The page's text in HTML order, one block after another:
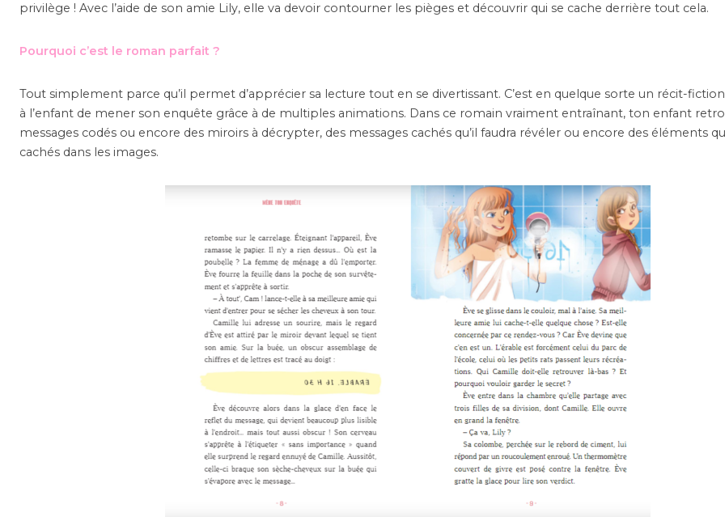
privilège ! Avec l’aide de son amie Lily, elle va devoir contourner les pièges et découvrir qui se cache derrière tout cela.
Pourquoi c’est le roman parfait ?
Tout simplement parce qu’il permet d’apprécier sa lecture tout en se divertissant. C’est en quelque sorte un récit-
à l’enfant de mener son enquête grâce à de multiples animations. Dans ce romain vraiment entraînant, ton enfant
messages codés ou encore des miroirs à décrypter, des messages cachés qu’il faudra révéler ou encore des éléments
cachés dans les images.